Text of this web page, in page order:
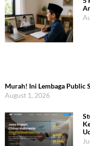
Murah! Ini Lembaga Public
August 1, 2026